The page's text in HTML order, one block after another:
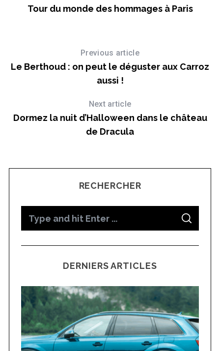
Tour du monde des hommages à Paris
Previous article
Le Berthoud : on peut le déguster aux Carroz
aussi !
Next article
Dormez la nuit d’Halloween dans le château
de Dracula
RECHERCHER
f
o
r
:
S
A
C
DERNIERS ARTICLES
f